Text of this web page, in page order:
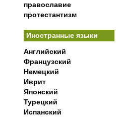
православие
протестантизм
Иностранные языки
Английский
Французский
Немецкий
Иврит
Японский
Турецкий
Испанский